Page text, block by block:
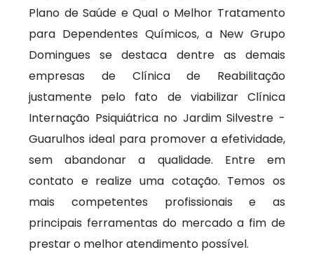
Plano de Saúde e Qual o Melhor Tratamento
para Dependentes Químicos, a New Grupo
Domingues se destaca dentre as demais
empresas de Clínica de Reabilitação
justamente pelo fato de viabilizar Clínica
Internação Psiquiátrica no Jardim Silvestre -
Guarulhos ideal para promover a efetividade,
sem abandonar a qualidade. Entre em
contato e realize uma cotação. Temos os
mais competentes profissionais e as
principais ferramentas do mercado a fim de
prestar o melhor atendimento possível.